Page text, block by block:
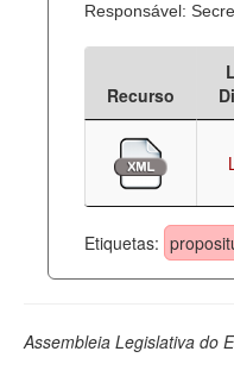
Processo Legislativo
Deputados Estaduais
Administração
Legislação
Perguntas frequentes
Responsável:
Recurso
Etiquetas:
Assembleia Legislativa do